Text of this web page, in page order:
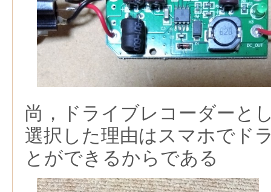
尚，ドライブレコーダーと
選択した理由はスマホでド
とができるからである